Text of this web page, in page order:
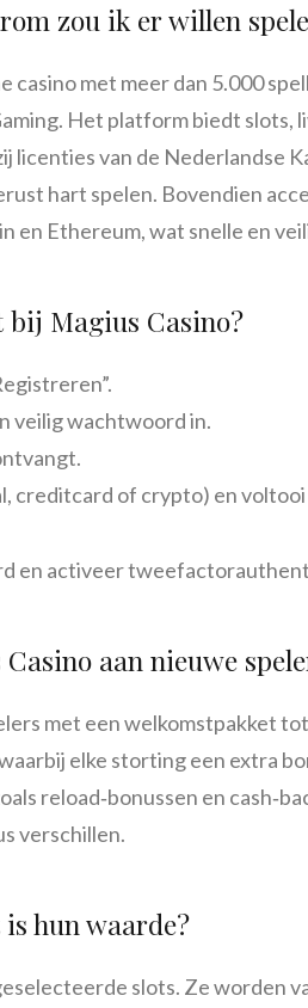
zou ik er willen
casino met meer dan 5.000
Het platform biedt slots,
licenties van de Nederlandse
hart spelen. Bovendien
en Ethereum, wat snelle en
Magius Casino?
veilig wachtwoord in.
creditcard of crypto) en
en activeer
aan nieuwe
met een welkomstpakket
elke storting een extra
reload‑bonussen en
verschillen.
hun waarde?
slots. Ze worden